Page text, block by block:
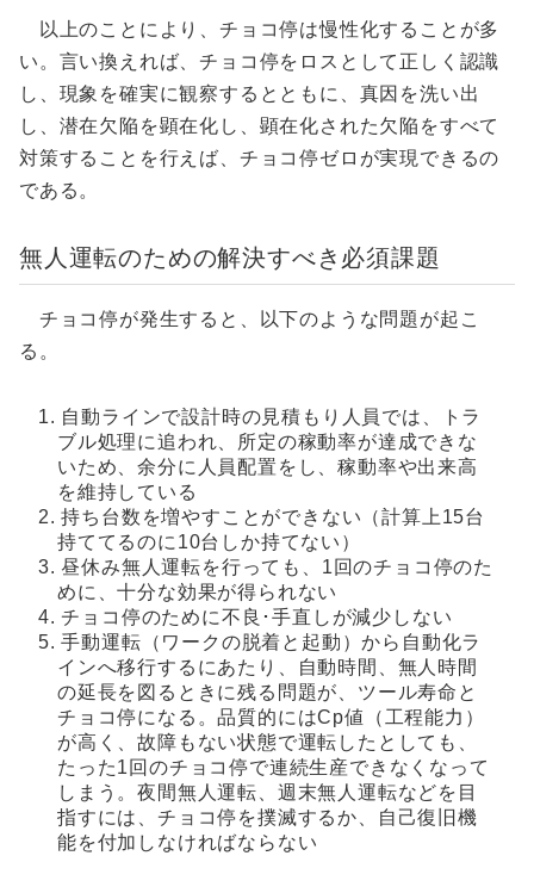
以上のことにより、チョコ停は慢性化することが多
い。言い換えれば、チョコ停をロスとして正しく認識
し、現象を確実に観察するとともに、真因を洗い出
し、潜在欠陥を顕在化し、顕在化された欠陥をすべて
対策することを行えば、チョコ停ゼロが実現できるの
である。
無人運転のための解決すべき必須課題
チョコ停が発生すると、以下のような問題が起こ
る。
自動ラインで設計時の見積もり人員では、トラ
ブル処理に追われ、所定の稼動率が達成できな
いため、余分に人員配置をし、稼動率や出来高
を維持している
持ち台数を増やすことができない（計算上15台
持ててるのに10台しか持てない）
昼休み無人運転を行っても、1回のチョコ停のた
めに、十分な効果が得られない
チョコ停のために不良･手直しが減少しない
手動運転（ワークの脱着と起動）から自動化ラ
インへ移行するにあたり、自動時間、無人時間
の延長を図るときに残る問題が、ツール寿命と
チョコ停になる。品質的にはCp値（工程能力）
が高く、故障もない状態で運転したとしても、
たった1回のチョコ停で連続生産できなくなって
しまう。夜間無人運転、週末無人運転などを目
指すには、チョコ停を撲滅するか、自己復旧機
能を付加しなければならない